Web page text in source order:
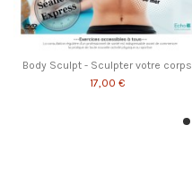
Body Sculpt - Sculpter votre corps
17,00 €